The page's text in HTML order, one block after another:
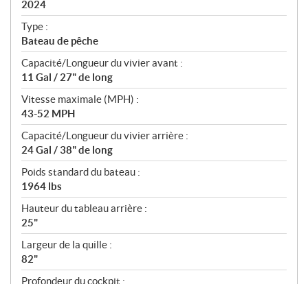
i
c
a
t
i
o
n
s
2024
Type :
Bateau de pêche
Capacité/Longueur du vivier avant :
11 Gal / 27" de long
Vitesse maximale (MPH) :
43-52 MPH
Capacité/Longueur du vivier arrière :
24 Gal / 38" de long
Poids standard du bateau :
1964 lbs
Hauteur du tableau arrière :
25"
Largeur de la quille :
82"
Profondeur du cockpit :